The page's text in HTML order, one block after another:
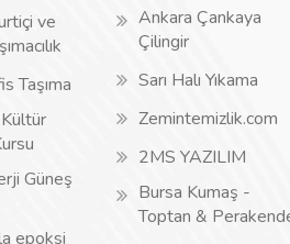
ve
Taşıma
Güneş
epoksi
Ankara Çankaya
Çilingir
Sarı Halı Yıkama
Zemintemizlik.com
2MS YAZILIM
Bursa Kumaş -
Toptan &